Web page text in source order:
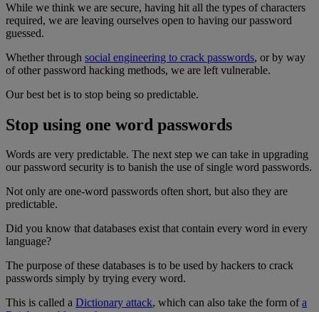
While we think we are secure, having hit all the types of characters
required, we are leaving ourselves open to having our password
guessed.
Whether through social engineering to crack passwords, or by way
of other password hacking methods, we are left vulnerable.
Our best bet is to stop being so predictable.
Stop using one word passwords
Words are very predictable. The next step we can take in upgrading
our password security is to banish the use of single word passwords.
Not only are one-word passwords often short, but also they are
predictable.
Did you know that databases exist that contain every word in every
language?
The purpose of these databases is to be used by hackers to crack
passwords simply by trying every word.
This is called a Dictionary attack, which can also take the form ofa